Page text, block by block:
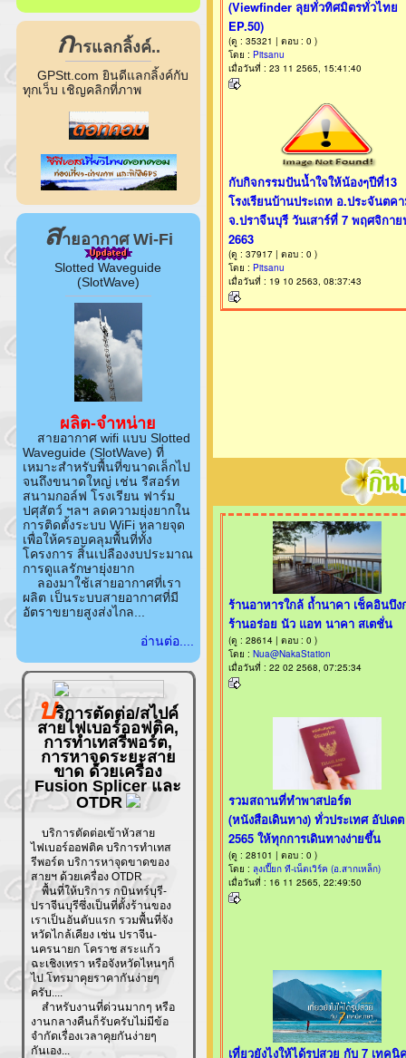
การแลกลิ้งค์..
GPStt.com ยินดีแลกลิ้งค์กับ
ทุกเว็บ เชิญคลิกที่ภาพ
สายอากาศ Wi-Fi
Slotted Waveguide
(SlotWave)
ผลิต-จำหน่าย
สายอากาศ wifi แบบ Slotted
Waveguide (SlotWave) ที่
เหมาะสำหรับพื้นที่ขนาดเล็กไป
จนถึงขนาดใหญ่ เช่น รีสอร์ท
สนามกอล์ฟ โรงเรียน ฟาร์ม
ปศุสัตว์ ฯลฯ ลดความยุ่งยากใน
การติดตั้งระบบ WiFi หลายจุด
เพื่อให้ครอบคลุมพื้นที่ทั้ง
โครงการ สิ้นเปลืองงบประมาณ
การดูแลรักษายุ่งยาก
ลองมาใช้เสายอากาศที่เรา
ผลิต เป็นระบบสายอากาศที่มี
อัตราขยายสูงส่งไกล...
อ่านต่อ....
บริการตัดต่อ/สไปค์
สายไฟเบอร์ออฟติค,
การทำเทสรีพอร์ต,
การหาจุดระยะสาย
ขาด ด้วยเครื่อง
Fusion Splicer และ
OTDR
บริการตัดต่อเข้าหัวสาย
ไฟเบอร์ออฟติค บริการทำเทส
รีพอร์ต บริการหาจุดขาดของ
สายฯ ด้วยเครื่อง OTDR
พื้นที่ให้บริการ กบินทร์บุรี-
ปราจีนบุรีซึ่งเป็นที่ตั้งร้านของ
เราเป็นอันดับแรก รวมพื้นที่จัง
หวัดไกล้เคียง เช่น ปราจีน-
นครนายก โคราช สระแก้ว
ฉะเชิงเทรา หรือจังหวัดไหนๆก็
ไป โทรมาคุยราคากันง่ายๆ
ครับ....
สำหรับงานที่ด่วนมากๆ หรือ
งานกลางคืนก็รับครับไม่มีข้อ
จำกัดเรื่องเวลาคุยกันง่ายๆ
กันเอง...